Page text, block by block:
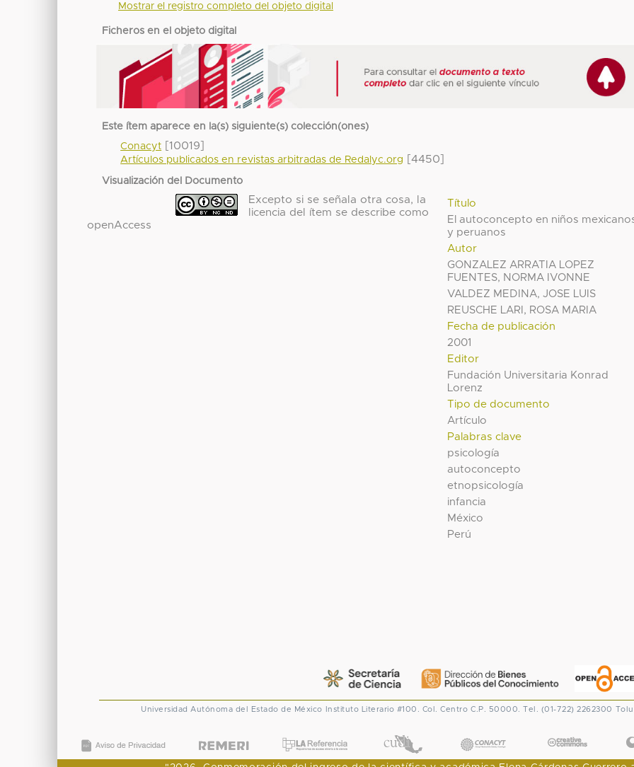
Mostrar el registro completo del objeto digital
Ficheros en el objeto digital
Este ítem aparece en la(s) siguiente(s) colección(ones)
Conacyt [10019]
Artículos publicados en revistas arbitradas de Redalyc.org [4450]
Visualización del Documento
Título
El autoconcepto en niños
y peruanos
Autor
GONZALEZ ARRATIA LOPEZ
FUENTES, NORMA IVONNE
VALDEZ MEDINA, JOSE LUIS
REUSCHE LARI, ROSA MARIA
Fecha de publicación
2001
Editor
Fundación Universitaria Konrad
Lorenz
Tipo de documento
Artículo
Palabras clave
psicología
autoconcepto
etnopsicología
infancia
México
Perú
Excepto si se señala otra cosa, la
licencia del ítem se describe como
openAccess
Universidad Autónoma del Estado de México Instituto Literario #100. Col. Centro C.P. 50000. Tel. (01-722) 2262300